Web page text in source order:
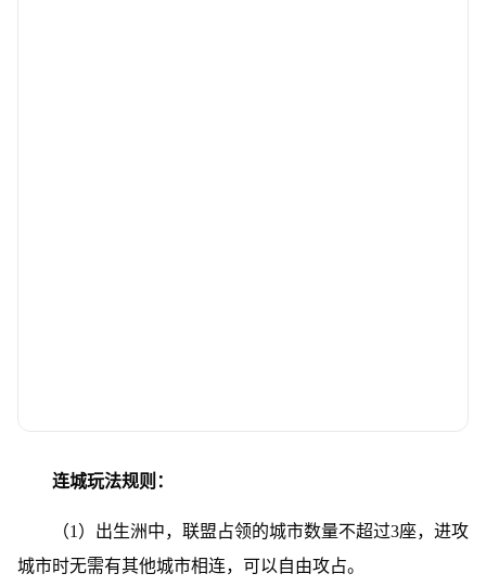
连城玩法规则：
（1）出生洲中，联盟占领的城市数量不超过3座，进攻
城市时无需有其他城市相连，可以自由攻占。